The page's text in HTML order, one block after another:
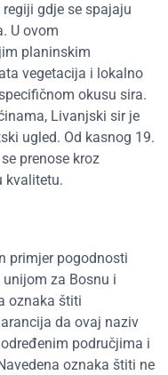
gdje se spajaju
U ovom
planinskim
vegetacija i lokalno
okusu sira.
Livanjski sir je
ugled. Od kasnog 19.
prenose kroz
kvalitetu.
primjer pogodnosti
za Bosnu i
oznaka štiti
da ovaj naziv
područjima i
oznaka štiti ne